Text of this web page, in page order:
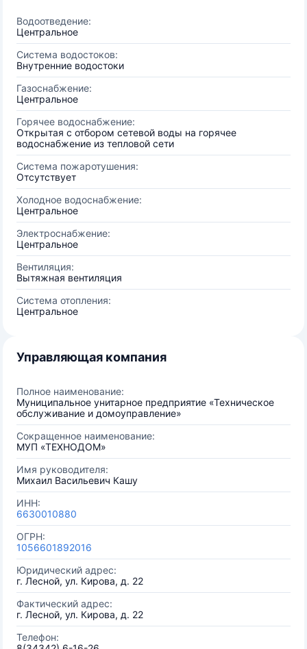
Водоотведение:
Центральное
Система водостоков:
Внутренние водостоки
Газоснабжение:
Центральное
Горячее водоснабжение:
Открытая с отбором сетевой воды на горячее
водоснабжение из тепловой сети
Система пожаротушения:
Отсутствует
Холодное водоснабжение:
Центральное
Электроснабжение:
Центральное
Вентиляция:
Вытяжная вентиляция
Система отопления:
Центральное
Управляющая компания
Полное наименование:
Муниципальное унитарное предприятие «Техническое
обслуживание и домоуправление»
Сокращенное наименование:
МУП «ТЕХНОДОМ»
Имя руководителя:
Михаил Васильевич Кашу
ИНН:
6630010880
ОГРН:
1056601892016
Юридический адрес:
г. Лесной, ул. Кирова, д. 22
Фактический адрес:
г. Лесной, ул. Кирова, д. 22
Телефон: